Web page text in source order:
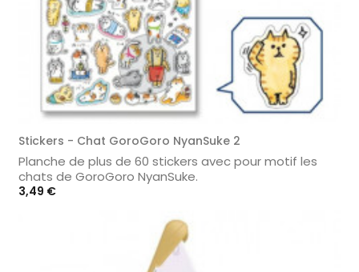
Stickers - Chat GoroGoro NyanSuke 2
Planche de plus de 60 stickers avec pour motif les
chats de GoroGoro NyanSuke.
Prix
3,49 €